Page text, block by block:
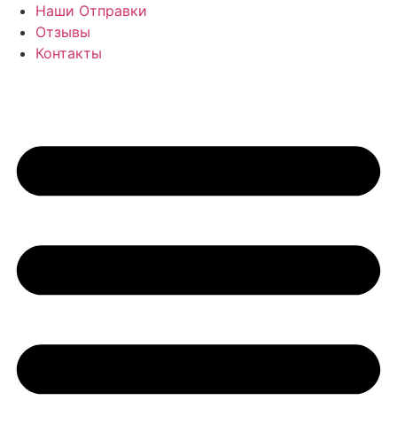
Наши Отправки
Отзывы
Контакты